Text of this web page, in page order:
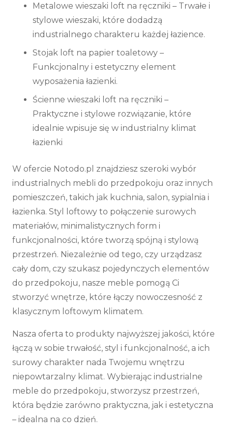
Metalowe wieszaki loft na ręczniki – Trwałe i
stylowe wieszaki, które dodadzą
industrialnego charakteru każdej łazience.
Stojak loft na papier toaletowy –
Funkcjonalny i estetyczny element
wyposażenia łazienki.
Ścienne wieszaki loft na ręczniki –
Praktyczne i stylowe rozwiązanie, które
idealnie wpisuje się w industrialny klimat
łazienki
W ofercie Notodo.pl znajdziesz szeroki wybór
industrialnych mebli do przedpokoju oraz innych
pomieszczeń, takich jak kuchnia, salon, sypialnia i
łazienka. Styl loftowy to połączenie surowych
materiałów, minimalistycznych form i
funkcjonalności, które tworzą spójną i stylową
przestrzeń. Niezależnie od tego, czy urządzasz
cały dom, czy szukasz pojedynczych elementów
do przedpokoju, nasze meble pomogą Ci
stworzyć wnętrze, które łączy nowoczesność z
klasycznym loftowym klimatem.
Nasza oferta to produkty najwyższej jakości, które
łączą w sobie trwałość, styl i funkcjonalność, a ich
surowy charakter nada Twojemu wnętrzu
niepowtarzalny klimat. Wybierając industrialne
meble do przedpokoju, stworzysz przestrzeń,
która będzie zarówno praktyczna, jak i estetyczna
– idealna na co dzień.